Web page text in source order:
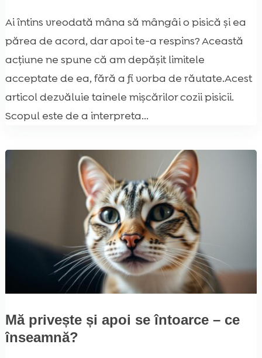
Ai întins vreodată mâna să mângâi o pisică și ea
părea de acord, dar apoi te-a respins? Această
acțiune ne spune că am depășit limitele
acceptate de ea, fără a fi vorba de răutate.Acest
articol dezvăluie tainele mișcărilor cozii pisicii.
Scopul este de a interpreta...
Mă privește și apoi se întoarce – ce
înseamnă?